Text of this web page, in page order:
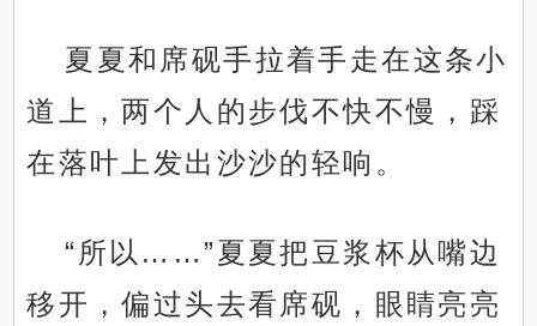
夏夏和席砚手拉着手走在这条小
道上，两个人的步伐不快不慢，踩
在落叶上发出沙沙的轻响。
“所以……”夏夏把豆浆杯从嘴边
移开，偏过头去看席砚，眼睛亮亮